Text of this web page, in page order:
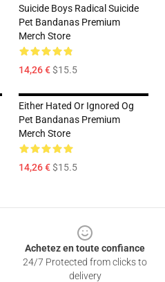
Suicide Boys Radical Suicide
Pet Bandanas Premium
Merch Store
14,26 €$15.5
Either Hated Or Ignored Og
Pet Bandanas Premium
Merch Store
14,26 €$15.5
Achetez en toute confiance
24/7 Protected from clicks to
delivery